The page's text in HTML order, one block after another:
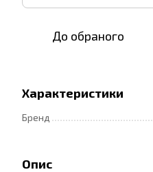
До обраного
Характеристики
Бренд
Опис